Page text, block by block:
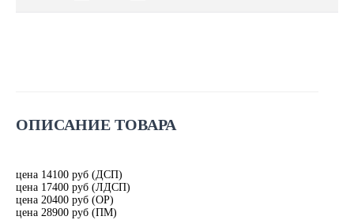
ОПИСАНИЕ ТОВАРА
цена 14100 руб (ДСП)
цена 17400 руб (ЛДСП)
цена 20400 руб (ОР)
цена 28900 руб (ПМ)